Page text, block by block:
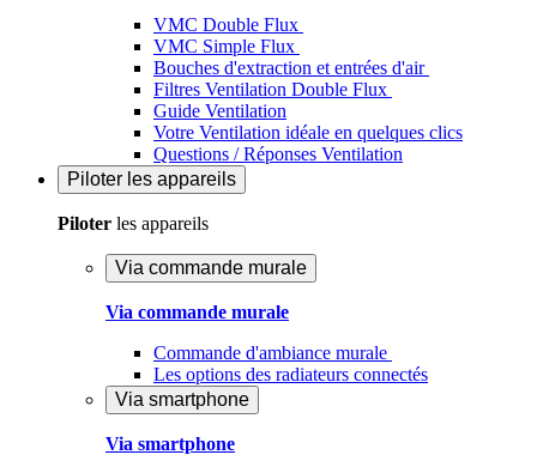
VMC Double Flux
VMC Simple Flux
Bouches d'extraction et entrées d'air
Filtres Ventilation Double Flux
Guide Ventilation
Votre Ventilation idéale en quelques clics
Questions / Réponses Ventilation
Piloter les appareils
Piloter les appareils
Via commande murale
Via commande murale
Commande d'ambiance murale
Les options des radiateurs connectés
Via smartphone
Via smartphone